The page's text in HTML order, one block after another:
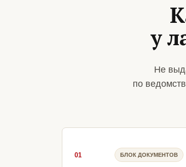
у
Не
по
01 БЛОК ДОКУМЕНТОВ